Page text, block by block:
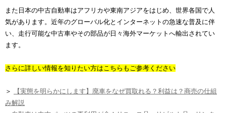
また日本の中古自動車はアフリカや東南アジアをはじめ、世界各国で人
気があります。近年のグローバル化とインターネットの急速な普及に伴
い、走行可能な中古車やその部品が日々海外マーケットへ輸出されてい
ます。
さらに詳しい情報を知りたい方はこちらもご参考ください
＞
【実態を明らかにします】廃車をなぜ買取れる？利益は？商売の仕組
み解説